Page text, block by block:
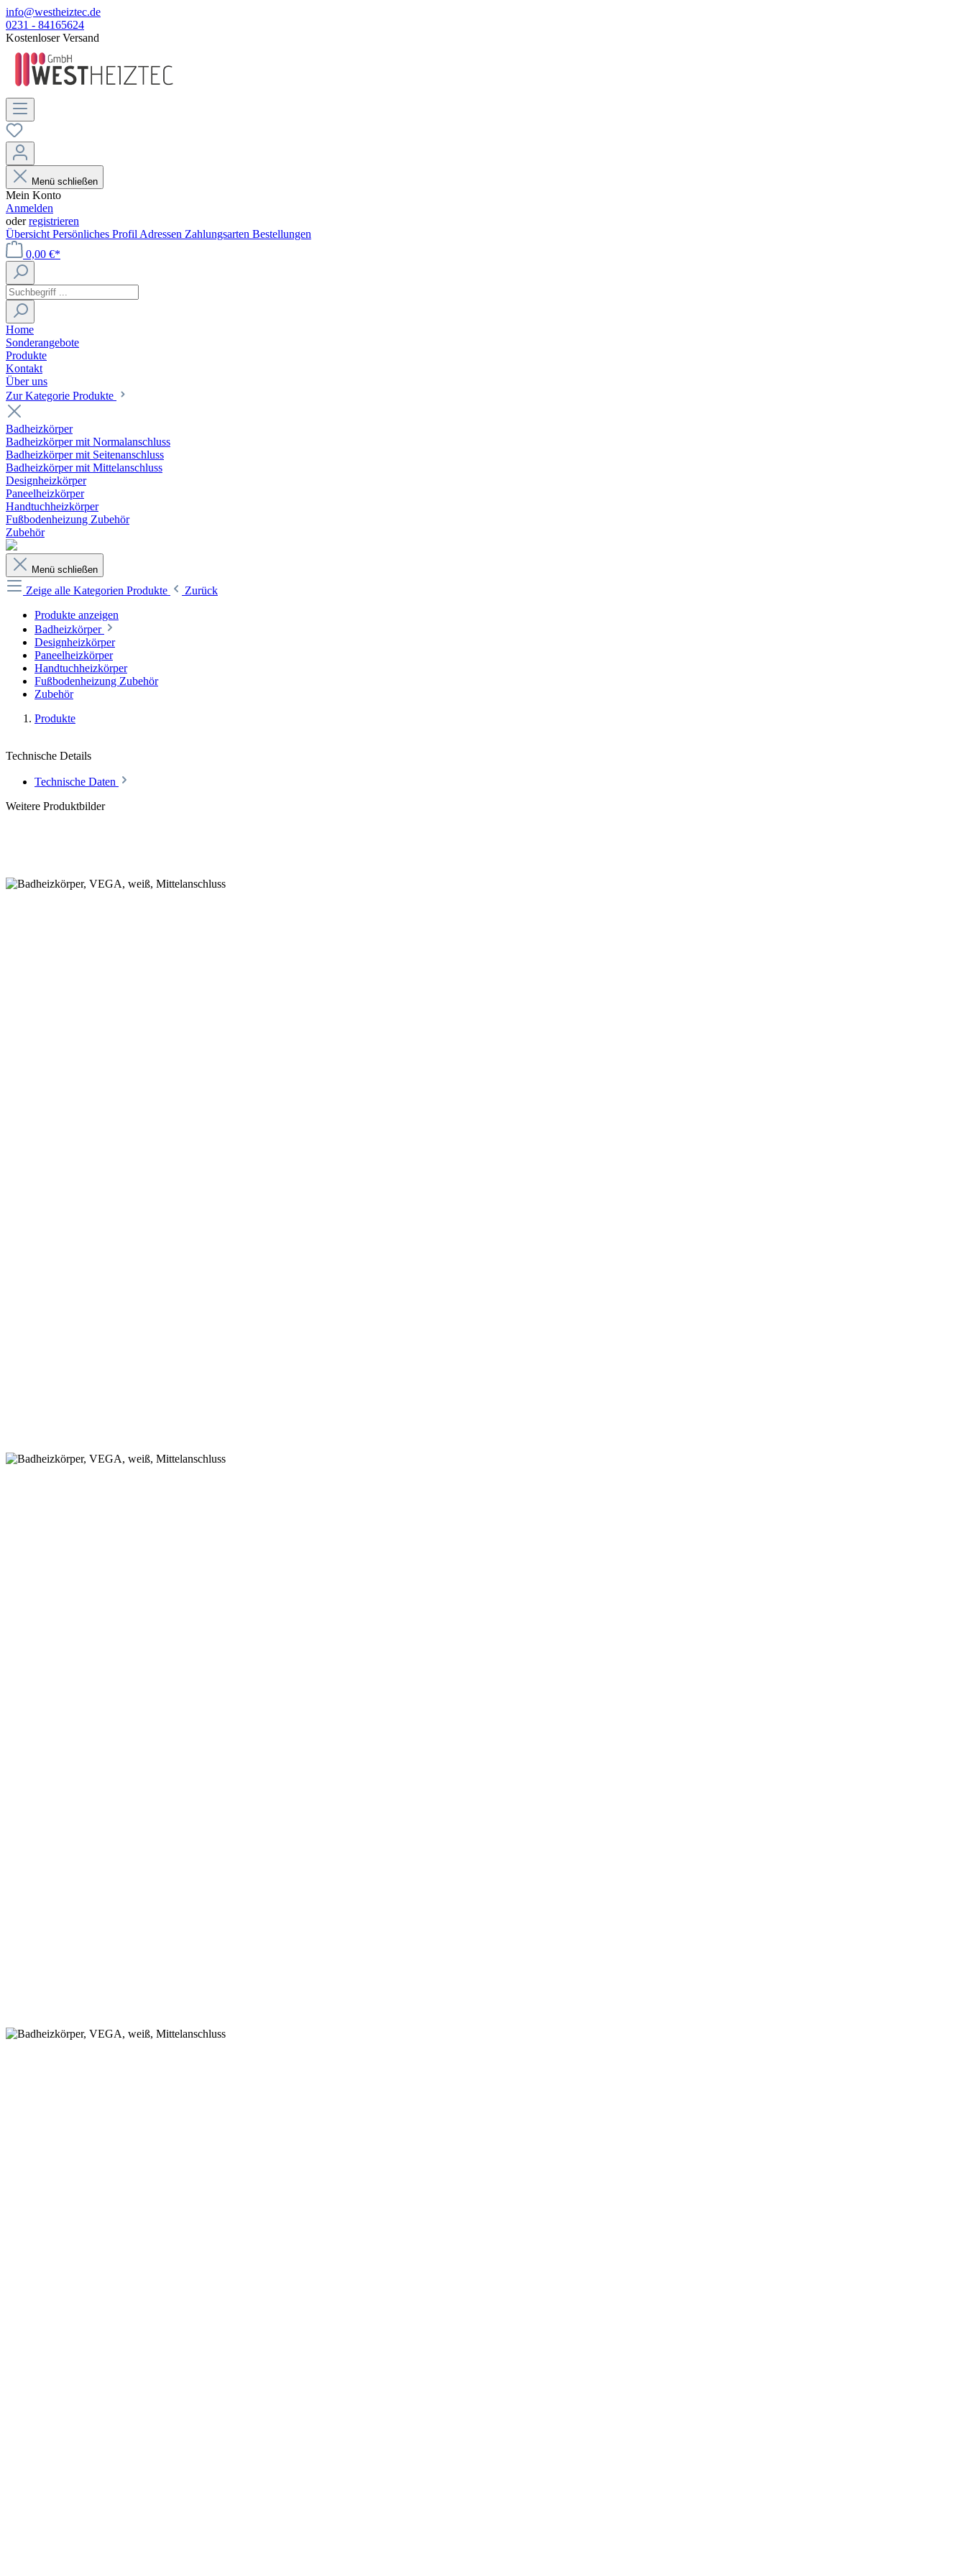
info@westheiztec.de
0231 - 84165624
Kostenloser Versand
Menü schließen
Mein Konto
Anmelden
oderregistrieren
Übersicht Persönliches Profil Adressen Zahlungsarten Bestellungen
0,00 €*
Home
Sonderangebote
Produkte
Kontakt
Über uns
Zur Kategorie Produkte
Badheizkörper
Badheizkörper mit Normalanschluss
Badheizkörper mit Seitenanschluss
Badheizkörper mit Mittelanschluss
Designheizkörper
Paneelheizkörper
Handtuchheizkörper
Fußbodenheizung Zubehör
Zubehör
Menü schließen
Zeige alle Kategorien Produkte
Zurück
Produkte anzeigen
Badheizkörper
Designheizkörper
Paneelheizkörper
Handtuchheizkörper
Fußbodenheizung Zubehör
Zubehör
Produkte
Technische Details
Technische Daten
Weitere Produktbilder